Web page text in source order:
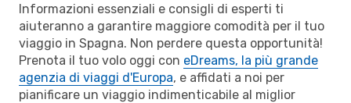
Informazioni essenziali e consigli di esperti ti
aiuteranno a garantire maggiore comodità per il tuo
viaggio in Spagna. Non perdere questa opportunità!
Prenota il tuo volo oggi con eDreams, la più grande
agenzia di viaggi d'Europa, e affidati a noi per
pianificare un viaggio indimenticabile al miglior